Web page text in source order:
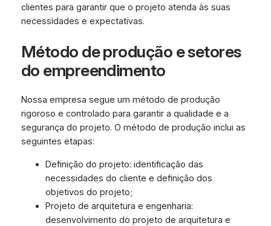
clientes para garantir que o projeto atenda às suas
necessidades e expectativas.
Método de produção e setores
do empreendimento
Nossa empresa segue um método de produção
rigoroso e controlado para garantir a qualidade e a
segurança do projeto. O método de produção inclui as
seguintes etapas:
Definição do projeto: identificação das
necessidades do cliente e definição dos
objetivos do projeto;
Projeto de arquitetura e engenharia:
desenvolvimento do projeto de arquitetura e